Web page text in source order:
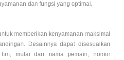
dan fungsi yang optimal.
memberikan kenyamanan maksimal
Desainnya dapat disesuaikan
mulai dari nama pemain, nomor